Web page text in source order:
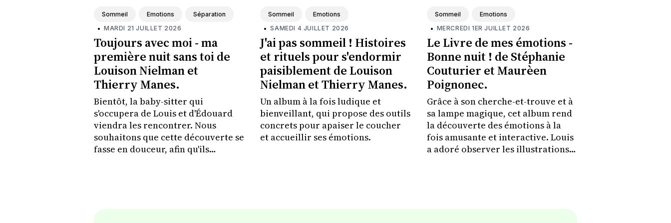
Sommeil Emotions Séparation
• MARDI 21 JUILLET 2026
Toujours avec moi - ma
première nuit sans toi de
Louison Nielman et
Thierry Manes.
Bientôt, la baby-sitter qui
s'occupera de Louis et d'Édouard
viendra les rencontrer. Nous
souhaitons que cette découverte se
fasse en douceur, afin qu'ils
Sommeil Emotions
• SAMEDI 4 JUILLET 2026
J'ai pas sommeil ! Histoires
et rituels pour s'endormir
paisiblement de Louison
Nielman et Thierry Manes.
Un album à la fois ludique et
bienveillant, qui propose des outils
concrets pour apaiser le coucher
et accueillir ses émotions.
Sommeil Emotions
• MERCREDI 1ER JUILLET 2026
Le Livre de mes émotions -
Bonne nuit ! de Stéphanie
Couturier et Maurèen
Poignonec.
Grâce à son cherche-et-trouve et à
sa lampe magique, cet album rend
la découverte des émotions à la
fois amusante et interactive. Louis
a adoré observer les illustrations